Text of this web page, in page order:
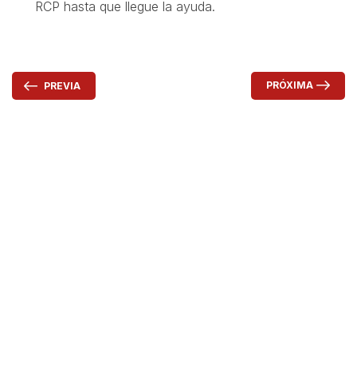
RCP hasta que llegue la ayuda.
PRÓXIMA
PREVIA